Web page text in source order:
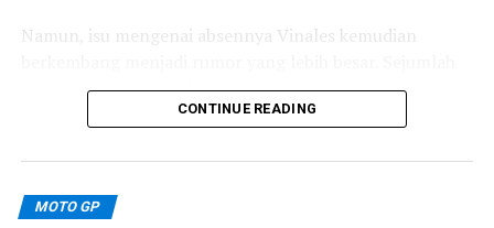
Namun, isu mengenai absennya Vinales kemudian
laporan menyebut adanya ketegangan antara Vinales
dan pihak KTM, terutama setelah pabrikan Austria
Marquez untuk mengisi susunan pebalap mereka pada
musim 2027.
CONTINUE READING
MOTO GP